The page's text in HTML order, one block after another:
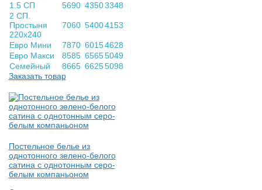
1.5 СП
5690 43503348
2 СП.
Простыня
220х240
7060 54004153
Евро Мини 7870 60154628
Евро Макси
8585 65655049
Семейный
8665 66255098
Заказать товар
Постельное белье из
однотонного зелено-белого
сатина с однотонным серо-
белым компаньоном